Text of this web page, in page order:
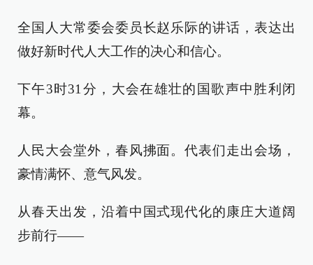
全国人大常委会委员长赵乐际的讲话，表达出
做好新时代人大工作的决心和信心。
下午3时31分，大会在雄壮的国歌声中胜利闭
幕。
人民大会堂外，春风拂面。代表们走出会场，
豪情满怀、意气风发。
从春天出发，沿着中国式现代化的康庄大道阔
步前行——